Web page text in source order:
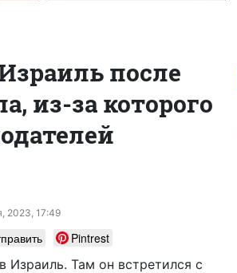
после
из-за которого
2023, 17:49
Pintrest
Там он встретился с